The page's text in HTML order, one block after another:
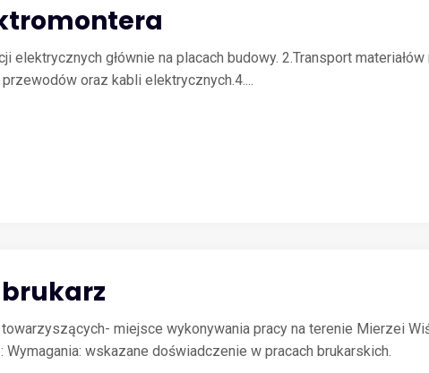
elektrycznych głównie na placach budowy. 2.Transport
oraz kabli elektrycznych.4....
miejsce wykonywania pracy na terenie Mierzei
wskazane doświadczenie w pracach brukarskich.